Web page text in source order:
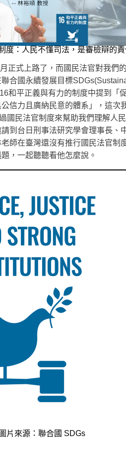
：人民不懂司法，是審檢辯的責
正式上路了，而國民法官對我們
合國永續發展目標
和平正義與有力的制度中提到「
信力且廣納民意的體系」，這次
國民法官制度來幫助我們理解人
到台日刑事法研究學會理事長、
師在臺灣還沒有推行國民法官制
，一起聽聽看他怎麼說。
片來源：聯合國 SDGs